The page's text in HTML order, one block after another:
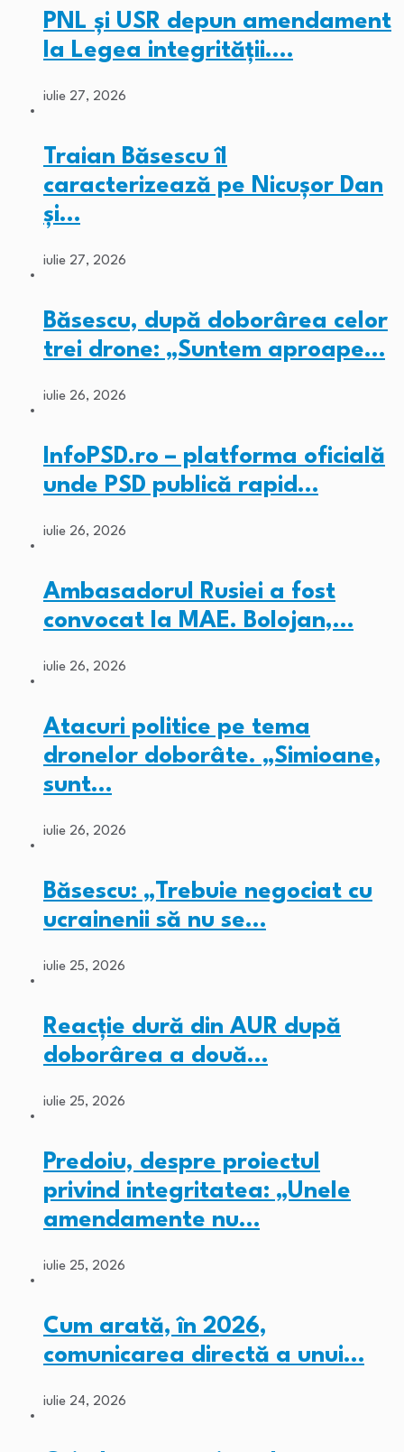
PNL și USR depun amendament
la Legea integrității.…
iulie 27, 2026
Traian Băsescu îl
caracterizează pe Nicușor Dan
și…
iulie 27, 2026
Băsescu, după doborârea celor
trei drone: „Suntem aproape…
iulie 26, 2026
InfoPSD.ro – platforma oficială
unde PSD publică rapid…
iulie 26, 2026
Ambasadorul Rusiei a fost
convocat la MAE. Bolojan,…
iulie 26, 2026
Atacuri politice pe tema
dronelor doborâte. „Simioane,
sunt…
iulie 26, 2026
Băsescu: „Trebuie negociat cu
ucrainenii să nu se…
iulie 25, 2026
Reacție dură din AUR după
doborârea a două…
iulie 25, 2026
Predoiu, despre proiectul
privind integritatea: „Unele
amendamente nu…
iulie 25, 2026
Cum arată, în 2026,
comunicarea directă a unui…
iulie 24, 2026